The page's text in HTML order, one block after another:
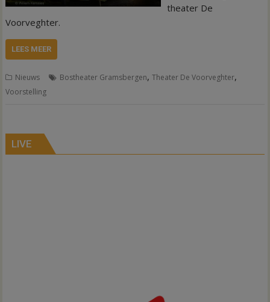
theater De
Voorveghter.
LEES MEER
Nieuws Bostheater Gramsbergen,Theater De Voorveghter,
Voorstelling
LIVE